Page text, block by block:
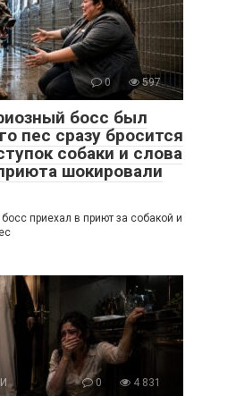
0 597
босс был
пес сразу бросится
собаки и слова
шокировали
приехал в приют за собакой и
0 4 831